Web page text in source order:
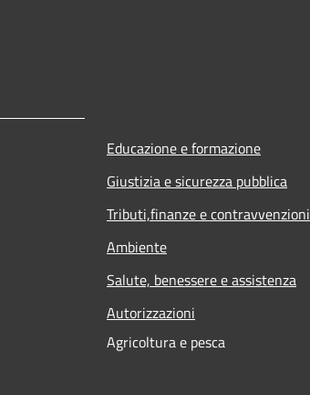
Educazione e formazione
Giustizia e sicurezza pubblica
Tributi,finanze e contravvenzioni
Ambiente
Salute, benessere e assistenza
Autorizzazioni
Agricoltura e pesca